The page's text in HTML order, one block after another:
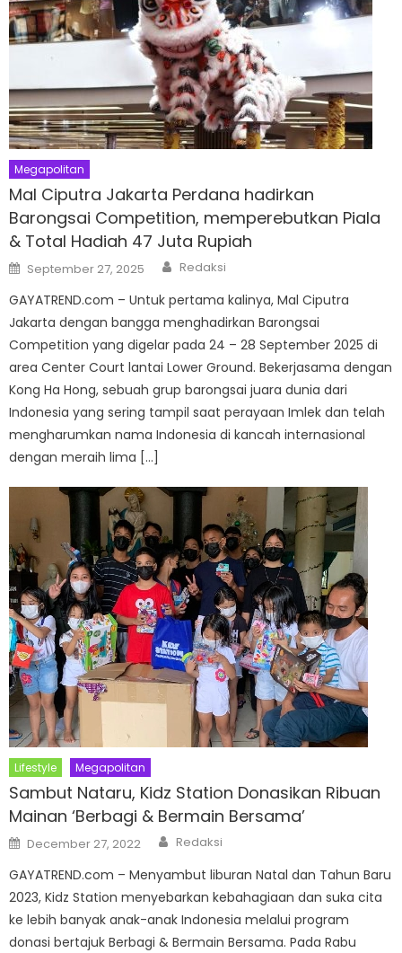
Megapolitan
Mal Ciputra Jakarta Perdana hadirkan
Barongsai Competition, memperebutkan Piala
& Total Hadiah 47 Juta Rupiah
Posted
on
September 27, 2025 Author
Redaksi
GAYATREND.com – Untuk pertama kalinya, Mal Ciputra
Jakarta dengan bangga menghadirkan Barongsai
Competition yang digelar pada 24 – 28 September 2025 di
area Center Court lantai Lower Ground. Bekerjasama dengan
Kong Ha Hong, sebuah grup barongsai juara dunia dari
Indonesia yang sering tampil saat perayaan Imlek dan telah
mengharumkan nama Indonesia di kancah internasional
dengan meraih lima […]
Lifestyle Megapolitan
Sambut Nataru, Kidz Station Donasikan Ribuan
Mainan ‘Berbagi & Bermain Bersama’
Posted
on
December 27, 2022 Author
Redaksi
GAYATREND.com – Menyambut liburan Natal dan Tahun Baru
2023, Kidz Station menyebarkan kebahagiaan dan suka cita
ke lebih banyak anak-anak Indonesia melalui program
donasi bertajuk Berbagi & Bermain Bersama. Pada Rabu